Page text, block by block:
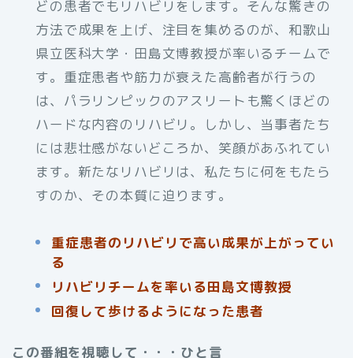
どの患者でもリハビリをします。そんな驚きの
方法で成果を上げ、注目を集めるのが、和歌山
県立医科大学・田島文博教授が率いるチームで
す。重症患者や筋力が衰えた高齢者が行うの
は、パラリンピックのアスリートも驚くほどの
ハードな内容のリハビリ。しかし、当事者たち
には悲壮感がないどころか、笑顔があふれてい
ます。新たなリハビリは、私たちに何をもたら
すのか、その本質に迫ります。
重症患者のリハビリで高い成果が上がってい
る
リハビリチームを率いる田島文博教授
回復して歩けるようになった患者
この番組を視聴して・・・ひと言